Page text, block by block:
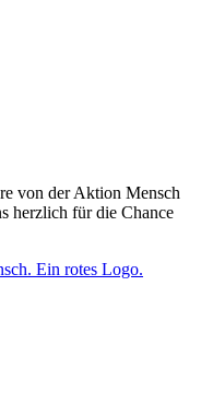
von der Aktion Mensch
herzlich für die Chance